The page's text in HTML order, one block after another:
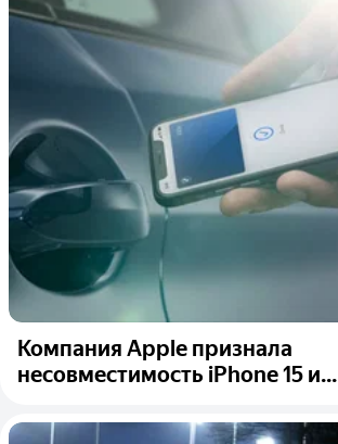
Компания Apple признала
несовместимость iPhone 15 и...